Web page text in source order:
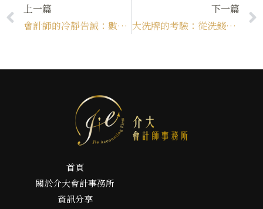
上一篇
會計師的冷靜告誡：數字與現實的距離
下一篇
大洗牌的考驗：從洗錢防制（AML）看換鈔的「排毒」效應
首頁
關於介大會計事務所
資訊分享